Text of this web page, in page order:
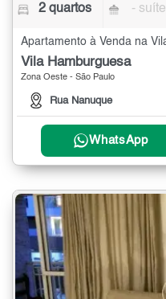
2 quartos - suíte
Vila Hamburguesa
Zona Oeste - São Paulo
Rua Nanuque
WhatsApp